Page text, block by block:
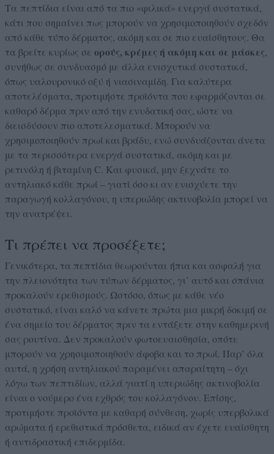
Τα πεπτίδια είναι από τα πιο «φιλικά» ενεργά συστατικά,
κάτι που σημαίνει πως μπορούν να χρησιμοποιηθούν σχεδόν
από κάθε τύπο δέρματος, ακόμη και σε πιο ευαίσθητους. Θα
τα βρείτε κυρίως σε ορούς, κρέμες ή ακόμη και σε μάσκες,
συνήθως σε συνδυασμό με άλλα ενισχυτικά συστατικά,
όπως υαλουρονικό οξύ ή νιασιναμίδη. Για καλύτερα
αποτελέσματα, προτιμήστε προϊόντα που εφαρμόζονται σε
καθαρό δέρμα πριν από την ενυδατική σας, ώστε να
διεισδύσουν πιο αποτελεσματικά. Μπορούν να
χρησιμοποιηθούν πρωί και βράδυ, ενώ συνδυάζονται άνετα
με τα περισσότερα ενεργά συστατικά, ακόμη και με
ρετινόλη ή βιταμίνη C. Και φυσικά, μην ξεχνάτε το
αντηλιακό κάθε πρωί – γιατί όσο κι αν ενισχύετε την
παραγωγή κολλαγόνου, η υπεριώδης ακτινοβολία μπορεί να
την ανατρέψει.
Τι πρέπει να προσέξετε;
Γενικότερα, τα πεπτίδια θεωρούνται ήπια και ασφαλή για
την πλειονότητα των τύπων δέρματος, γι’ αυτό και σπάνια
προκαλούν ερεθισμούς. Ωστόσο, όπως με κάθε νέο
συστατικό, είναι καλό να κάνετε πρώτα μια μικρή δοκιμή σε
ένα σημείο του δέρματος πριν τα εντάξετε στην καθημερινή
σας ρουτίνα. Δεν προκαλούν φωτοευαισθησία, οπότε
μπορούν να χρησιμοποιηθούν άφοβα και το πρωί. Παρ’ όλα
αυτά, η χρήση αντηλιακού παραμένει απαραίτητη – όχι
λόγω των πεπτιδίων, αλλά γιατί η υπεριώδης ακτινοβολία
είναι ο νούμερο ένα εχθρός του κολλαγόνου. Επίσης,
προτιμήστε προϊόντα με καθαρή σύνθεση, χωρίς υπερβολικά
αρώματα ή ερεθιστικά πρόσθετα, ειδικά αν έχετε ευαίσθητη
ή αντιδραστική επιδερμίδα.